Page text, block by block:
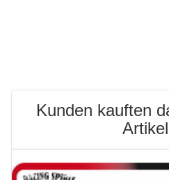
Kunden kauften